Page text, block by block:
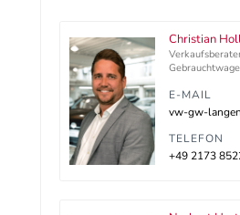
Christian
E-MAIL
TELEFON
+49 2173